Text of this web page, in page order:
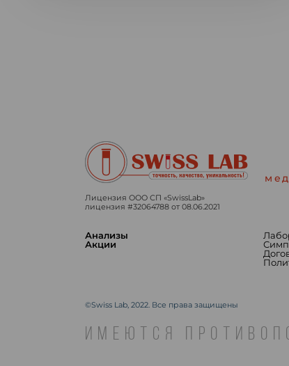
Лицензия ООО СП «SwissLab»
лицензия #32064788 от 08.06.2021
Анализы
Акции
©Swiss Lab, 2022. Все права защищены
ИМЕЮТСЯ